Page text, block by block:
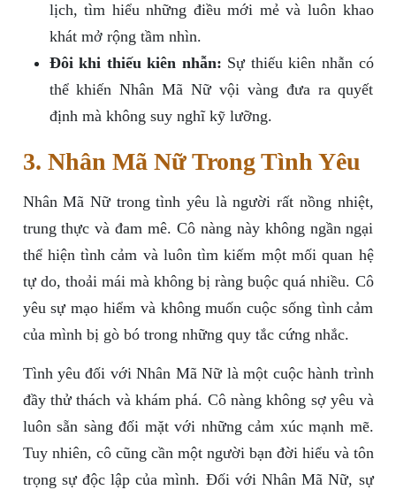
lịch, tìm hiểu những điều mới mẻ và luôn khao
khát mở rộng tầm nhìn.
Đôi khi thiếu kiên nhẫn: Sự thiếu kiên nhẫn có
thể khiến Nhân Mã Nữ vội vàng đưa ra quyết
định mà không suy nghĩ kỹ lưỡng.
3. Nhân Mã Nữ Trong Tình Yêu
Nhân Mã Nữ trong tình yêu là người rất nồng nhiệt,
trung thực và đam mê. Cô nàng này không ngần ngại
thể hiện tình cảm và luôn tìm kiếm một mối quan hệ
tự do, thoải mái mà không bị ràng buộc quá nhiều. Cô
yêu sự mạo hiểm và không muốn cuộc sống tình cảm
của mình bị gò bó trong những quy tắc cứng nhắc.
Tình yêu đối với Nhân Mã Nữ là một cuộc hành trình
đầy thử thách và khám phá. Cô nàng không sợ yêu và
luôn sẵn sàng đối mặt với những cảm xúc mạnh mẽ.
Tuy nhiên, cô cũng cần một người bạn đời hiểu và tôn
trọng sự độc lập của mình. Đối với Nhân Mã Nữ, sự